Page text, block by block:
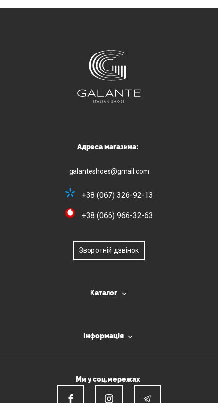
Адреса магазина:
galanteshoes@gmail.com
+38 (067) 326-92-13
+38 (066) 966-32-63
Зворотній дзвінок
Каталог
Інформація
Ми у соц.мережах